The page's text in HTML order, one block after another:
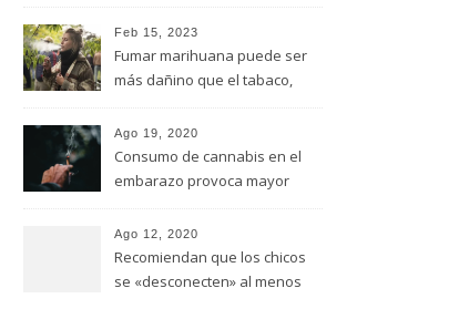
Feb 15, 2023
Fumar marihuana puede ser
más dañino que el tabaco,
Universidad de Ottawa
Ago 19, 2020
Consumo de cannabis en el
embarazo provoca mayor
(FUNDACION MANANTIALES)
Ago 12, 2020
Recomiendan que los chicos
se «desconecten» al menos